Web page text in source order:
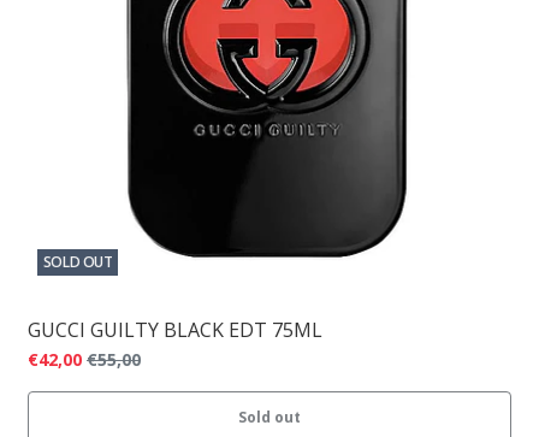
SOLD OUT
GUCCI GUILTY BLACK EDT 75ML
€42,00 €55,00
Sold out